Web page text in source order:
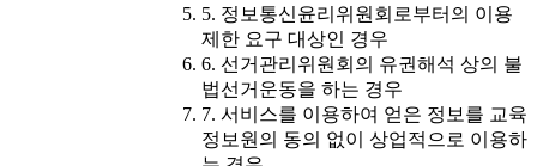
5. 정보통신윤리위원회로부터의 이용
제한 요구 대상인 경우
6. 선거관리위원회의 유권해석 상의 불
법선거운동을 하는 경우
7. 서비스를 이용하여 얻은 정보를 교육
정보원의 동의 없이 상업적으로 이용하